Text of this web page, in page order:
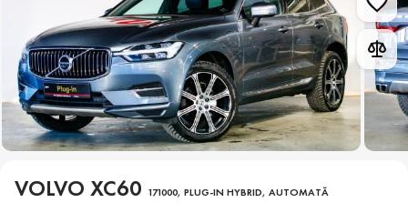
VOLVO XC60 171000, PLUG-IN HYBRID, AUTOMATĂ